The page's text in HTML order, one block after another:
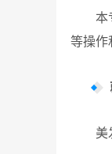
本专
等操作
美发